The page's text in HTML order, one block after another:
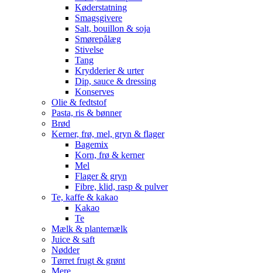
Køderstatning
Smagsgivere
Salt, bouillon & soja
Smørepålæg
Stivelse
Tang
Krydderier & urter
Dip, sauce & dressing
Konserves
Olie & fedtstof
Pasta, ris & bønner
Brød
Kerner, frø, mel, gryn & flager
Bagemix
Korn, frø & kerner
Mel
Flager & gryn
Fibre, klid, rasp & pulver
Te, kaffe & kakao
Kakao
Te
Mælk & plantemælk
Juice & saft
Nødder
Tørret frugt & grønt
Mere